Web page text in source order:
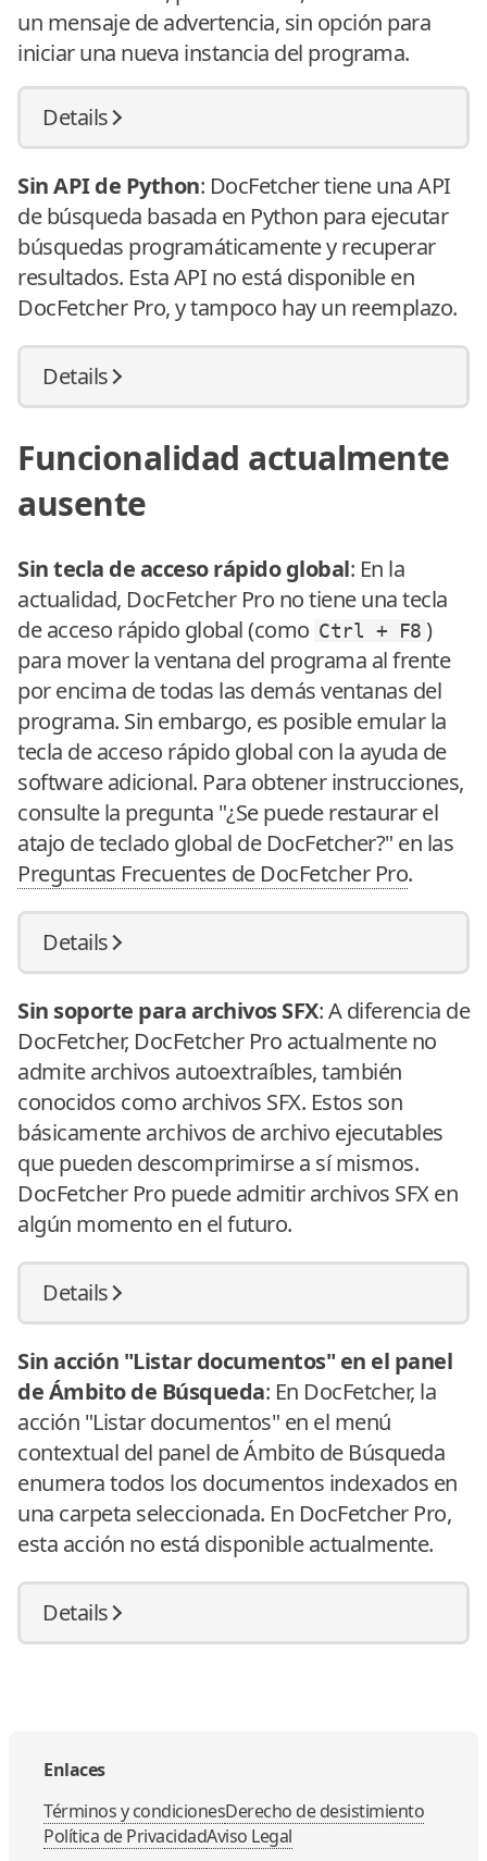
un mensaje de advertencia, sin opción para
iniciar una nueva instancia del programa.
Details
Sin API de Python: DocFetcher tiene una API
de búsqueda basada en Python para ejecutar
búsquedas programáticamente y recuperar
resultados. Esta API no está disponible en
DocFetcher Pro, y tampoco hay un reemplazo.
Details
Funcionalidad actualmente
ausente
Sin tecla de acceso rápido global: En la
actualidad, DocFetcher Pro no tiene una tecla
de acceso rápido global (como Ctrl + F8 )
para mover la ventana del programa al frente
por encima de todas las demás ventanas del
programa. Sin embargo, es posible emular la
tecla de acceso rápido global con la ayuda de
software adicional. Para obtener instrucciones,
consulte la pregunta "¿Se puede restaurar el
atajo de teclado global de DocFetcher?" en las
Preguntas Frecuentes de DocFetcher Pro.
Details
Sin soporte para archivos SFX: A diferencia de
DocFetcher, DocFetcher Pro actualmente no
admite archivos autoextraíbles, también
conocidos como archivos SFX. Estos son
básicamente archivos de archivo ejecutables
que pueden descomprimirse a sí mismos.
DocFetcher Pro puede admitir archivos SFX en
algún momento en el futuro.
Details
Sin acción "Listar documentos" en el panel
de Ámbito de Búsqueda: En DocFetcher, la
acción "Listar documentos" en el menú
contextual del panel de Ámbito de Búsqueda
enumera todos los documentos indexados en
una carpeta seleccionada. En DocFetcher Pro,
esta acción no está disponible actualmente.
Details
Enlaces
Términos y condicionesDerecho de desistimiento
Política de PrivacidadAviso Legal